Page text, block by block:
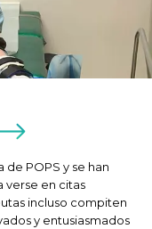
de POPS y se han
verse en citas
incluso compiten
y entusiasmados